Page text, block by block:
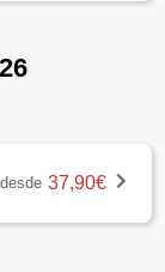
desde 37,90€